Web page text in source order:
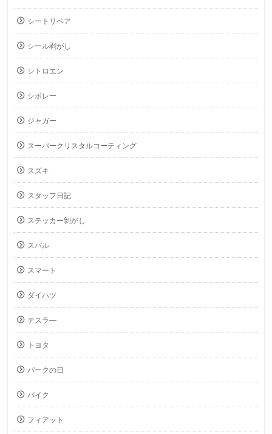
シートリペア
シール剥がし
シトロエン
シボレー
ジャガー
スーパークリスタルコーティング
スズキ
スタッフ日記
ステッカー剝がし
スバル
スマート
ダイハツ
テスラ―
トヨタ
パークの日
バイク
フィアット